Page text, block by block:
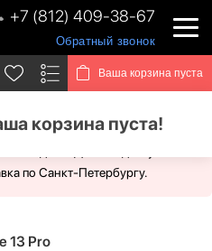
+7 (812) 409-38-67
Обратный звонок
Ваша корзина пуста
корзина пуста!
выходных. Для Вас доступен
по Санкт-Петербургу.
13 Pro